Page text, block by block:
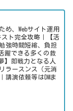
め、Webサイト運用
スト完全攻略｜【活
強時間短縮、負担
躍できる多くの救
】即戦力となる人
ラースンス（元消
講演依頼等はDMま